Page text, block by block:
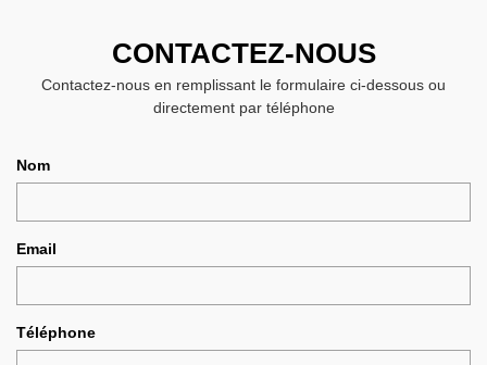
CONTACTEZ-NOUS
Contactez-nous en remplissant le formulaire ci-dessous ou
directement par téléphone
Nom
Email
Téléphone